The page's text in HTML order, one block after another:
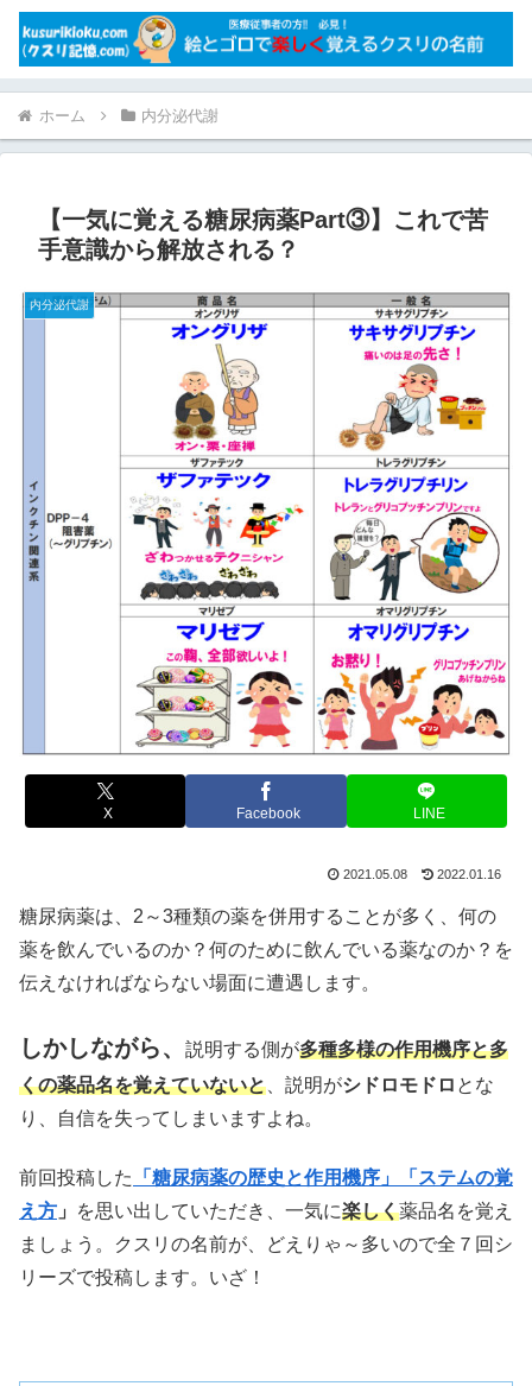
ホーム 内分泌代謝
【一気に覚える糖尿病薬Part③】これで苦
手意識から解放される？
内分泌代謝
X Facebook LINE
2021.05.08 2022.01.16
糖尿病薬は、2～3種類の薬を併用することが多く、何の
薬を飲んでいるのか？何のために飲んでいる薬なのか？を
伝えなければならない場面に遭遇します。
しかしながら、 説明する側が多種多様の作用機序と多
くの薬品名を覚えていないと 、説明がシドロモドロ とな
り、自信を失ってしまいますよね。
前回投稿した 「糖尿病薬の歴史と作用機序」
「ステムの覚
え方 」 を思い出していただき、一気に楽しく薬品名を覚え
ましょう。クスリの名前が、どえりゃ～多いので全７回シ
リーズで投稿します。いざ！